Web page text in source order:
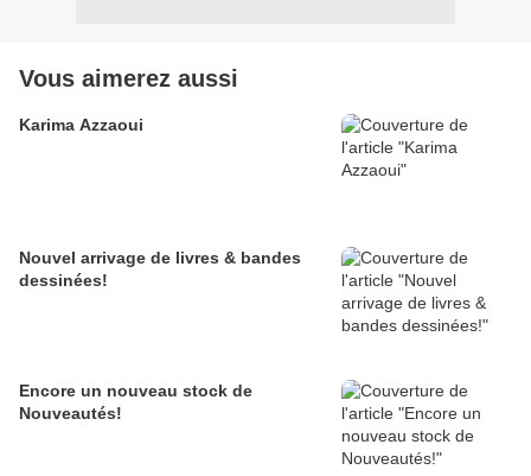
Vous aimerez aussi
Karima Azzaoui
Nouvel arrivage de livres & bandes
dessinées!
Encore un nouveau stock de
Nouveautés!